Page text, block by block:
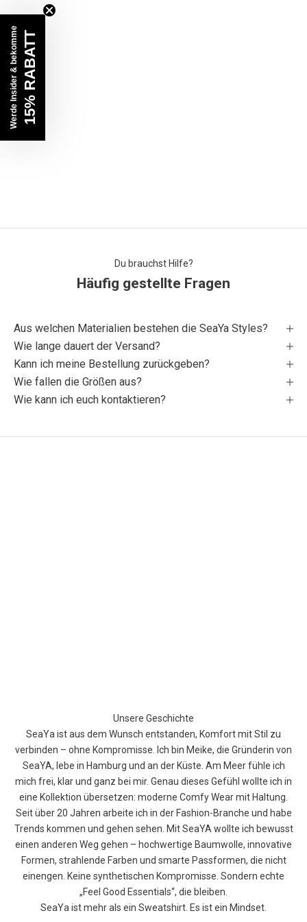
Du brauchst Hilfe?
Häufig gestellte Fragen
Aus welchen Materialien bestehen die SeaYa Styles?
Wie lange dauert der Versand?
Kann ich meine Bestellung zurückgeben?
Wie fallen die Größen aus?
Wie kann ich euch kontaktieren?
Unsere Geschichte
SeaYa ist aus dem Wunsch entstanden, Komfort mit Stil zu
verbinden – ohne Kompromisse. Ich bin Meike, die Gründerin von
SeaYA, lebe in Hamburg und an der Küste. Am Meer fühle ich
mich frei, klar und ganz bei mir. Genau dieses Gefühl wollte ich in
eine Kollektion übersetzen: moderne Comfy Wear mit Haltung.
Seit über 20 Jahren arbeite ich in der Fashion-Branche und habe
Trends kommen und gehen sehen. Mit SeaYA wollte ich bewusst
einen anderen Weg gehen – hochwertige Baumwolle, innovative
Formen, strahlende Farben und smarte Passformen, die nicht
einengen. Keine synthetischen Kompromisse. Sondern echte
„Feel Good Essentials“, die bleiben.
SeaYa ist mehr als ein Sweatshirt. Es ist ein Mindset.
Werde Insider & bekomme15% RABATT